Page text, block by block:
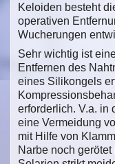
Keloiden besteht
operativen
Wucherungen
Sehr wichtig ist
Entfernen des
eines Silikongels
erforderlich. V.a. in
eine Vermeidung
mit Hilfe von
Narbe noch